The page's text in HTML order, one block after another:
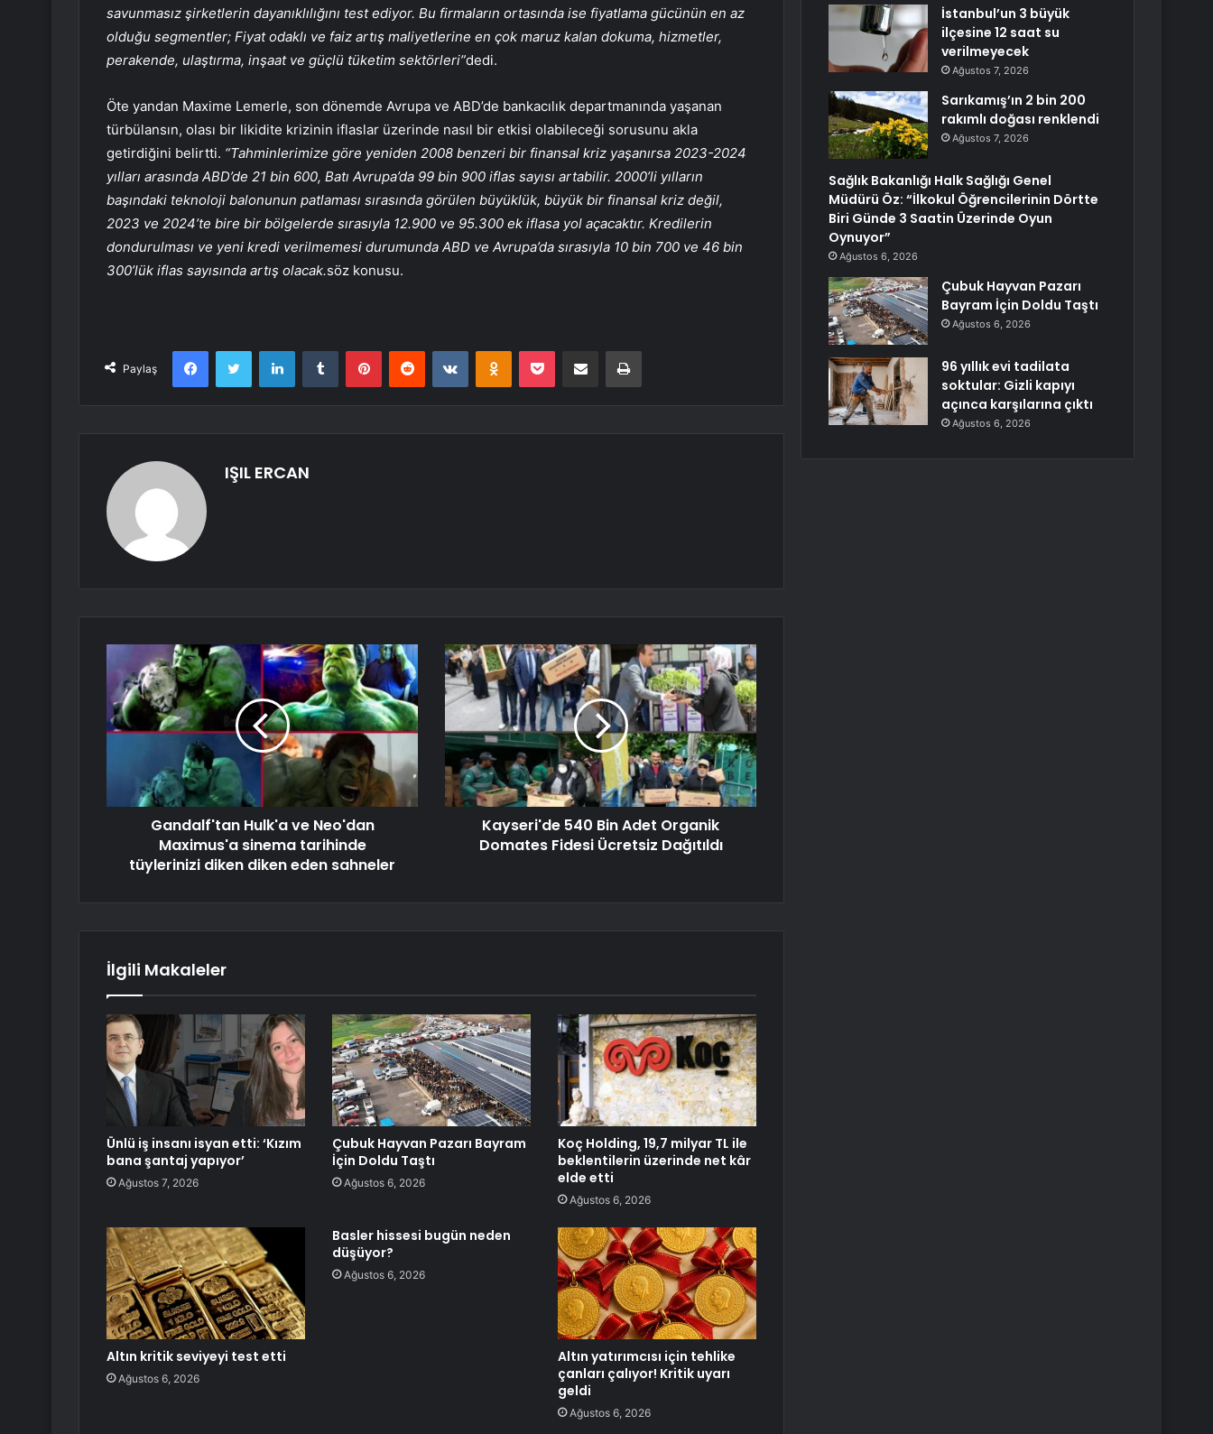
savunmasız şirketlerin dayanıklılığını test ediyor. Bu firmaların ortasında ise fiyatlama gücünün en az
olduğu segmentler; Fiyat odaklı ve faiz artış maliyetlerine en çok maruz kalan dokuma, hizmetler,
perakende, ulaştırma, inşaat ve güçlü tüketim sektörleri”dedi.
Öte yandan Maxime Lemerle, son dönemde Avrupa ve ABD’de bankacılık departmanında yaşanan
türbülansın, olası bir likidite krizinin iflaslar üzerinde nasıl bir etkisi olabileceği sorusunu akla
getirdiğini belirtti. “Tahminlerimize göre yeniden 2008 benzeri bir finansal kriz yaşanırsa 2023-2024
yılları arasında ABD’de 21 bin 600, Batı Avrupa’da 99 bin 900 iflas sayısı artabilir. 2000’li yılların
başındaki teknoloji balonunun patlaması sırasında görülen büyüklük, büyük bir finansal kriz değil,
2023 ve 2024’te bire bir bölgelerde sırasıyla 12.900 ve 95.300 ek iflasa yol açacaktır. Kredilerin
dondurulması ve yeni kredi verilmemesi durumunda ABD ve Avrupa’da sırasıyla 10 bin 700 ve 46 bin
300’lük iflas sayısında artış olacak.söz konusu.
Paylaş
FacebookTwitter LinkedInTumblr PinterestReddit VKontakteOdnoklassniki
Pocket E-Posta ile paylaş Yazdır
IŞIL ERCAN
Gandalf'tan Hulk'a ve Neo'dan
Maximus'a sinema tarihinde
tüylerinizi diken diken eden sahneler
Kayseri'de 540 Bin Adet Organik
Domates Fidesi Ücretsiz Dağıtıldı
İlgili Makaleler
Ünlü iş insanı isyan etti: ‘Kızım
bana şantaj yapıyor’
Ağustos 7, 2026
Çubuk Hayvan Pazarı Bayram
İçin Doldu Taştı
Ağustos 6, 2026
Koç Holding, 19,7 milyar TL ile
beklentilerin üzerinde net kâr
elde etti
Ağustos 6, 2026
Altın kritik seviyeyi test etti
Ağustos 6, 2026
Basler hissesi bugün neden
düşüyor?
Ağustos 6, 2026
Altın yatırımcısı için tehlike
çanları çalıyor! Kritik uyarı
geldi
Ağustos 6, 2026
İstanbul’un 3 büyük
ilçesine 12 saat su
verilmeyecek
Ağustos 7, 2026
Sarıkamış’ın 2 bin 200
rakımlı doğası renklendi
Ağustos 7, 2026
Sağlık Bakanlığı Halk Sağlığı Genel
Müdürü Öz: “İlkokul Öğrencilerinin Dörtte
Biri Günde 3 Saatin Üzerinde Oyun
Oynuyor”
Ağustos 6, 2026
Çubuk Hayvan Pazarı
Bayram İçin Doldu Taştı
Ağustos 6, 2026
96 yıllık evi tadilata
soktular: Gizli kapıyı
açınca karşılarına çıktı
Ağustos 6, 2026